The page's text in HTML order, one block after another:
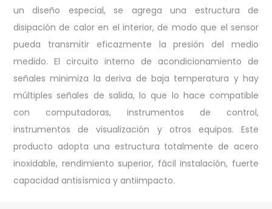
un diseño especial, se agrega una estructura de
disipación de calor en el interior, de modo que el sensor
pueda transmitir eficazmente la presión del medio
medido. El circuito interno de acondicionamiento de
señales minimiza la deriva de baja temperatura y hay
múltiples señales de salida, lo que lo hace compatible
con computadoras, instrumentos de control,
instrumentos de visualización y otros equipos. Este
producto adopta una estructura totalmente de acero
inoxidable, rendimiento superior, fácil instalación, fuerte
capacidad antisísmica y antiimpacto.